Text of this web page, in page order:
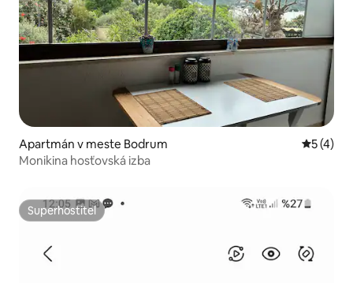
Apartmán v meste Bodrum
5 (4)
Monikina hosťovská izba
Superhostiteľ
Superhostiteľ